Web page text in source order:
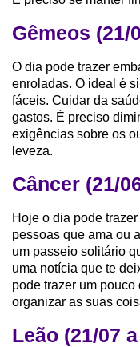
Gêmeos (21/
O dia pode trazer
enroladas. O ideal é
fáceis. Cuidar da
gastos. É preciso
exigências sobre os
leveza.
Câncer (21/
Hoje o dia pode
pessoas que ama ou
um passeio solitário
uma notícia que te
pode trazer um
organizar as suas
Leão (21/07